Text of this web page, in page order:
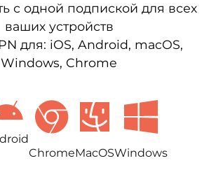
с одной подпиской для всех
ваших устройств
для: iOS, Android, macOS,
Windows, Chrome
ChromeMacOSWindows